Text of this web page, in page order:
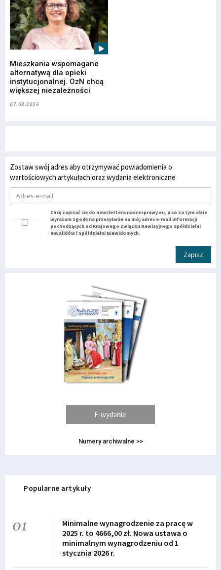
Mieszkania wspomagane
alternatywą dla opieki
instytucjonalnej. OzN chcą
większej niezależności
07.08.2026
Zostaw swój adres aby otrzymywać powiadomienia o
wartościowych artykułach oraz wydania elektroniczne
Chcę zapisać się do newslettera naszesprawy.eu, a co za tym idzie
wyrażam zgodę na przesyłanie na mój adres e-mail informacji
pochodzących od Krajowego Związku Rewizyjnego Spółdzielni
Inwalidów i Spółdzielni Niewidomych.
Zapisz
E-wydanie
Numery archiwalne >>
Popularne artykuły
01
Minimalne wynagrodzenie za pracę w
2025 r. to 4666,00 zł. Nowa ustawa o
minimalnym wynagrodzeniu od 1
stycznia 2026 r.